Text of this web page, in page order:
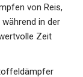
von Reis,
in der
Zeit